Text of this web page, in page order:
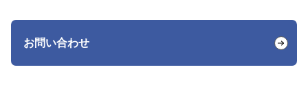
お問い合わせ